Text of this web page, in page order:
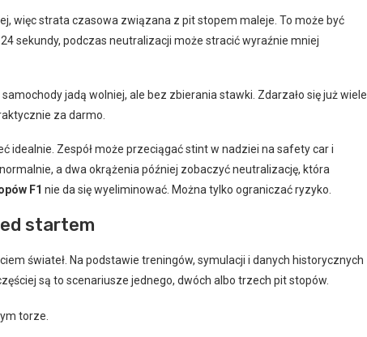
więc strata czasowa związana z pit stopem maleje. To może być
sekundy, podczas neutralizacji może stracić wyraźnie mniej
jadą wolniej, ale bez zbierania stawki. Zdarzało się już wiele
za darmo.
idealnie. Zespół może przeciągać stint w nadziei na safety car i
a dwa okrążenia później zobaczyć neutralizację, która
F1 nie da się wyeliminować. Można tylko ograniczać ryzyko.
startem
świateł. Na podstawie treningów, symulacji i danych historycznych
są to scenariusze jednego, dwóch albo trzech pit stopów.
torze.